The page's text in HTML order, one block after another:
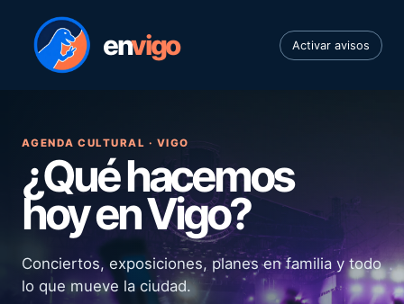
envigo Activar avisos
AGENDA CULTURAL · VIGO
¿Qué hacemos
hoy en Vigo?
Conciertos, exposiciones, planes en familia y todo
lo que mueve la ciudad.